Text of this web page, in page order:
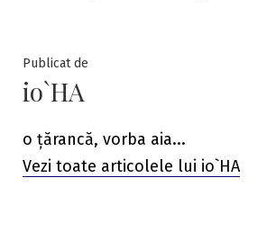
Publicat de
io`HA
o țărancă, vorba aia...
Vezi toate articolele lui io`HA